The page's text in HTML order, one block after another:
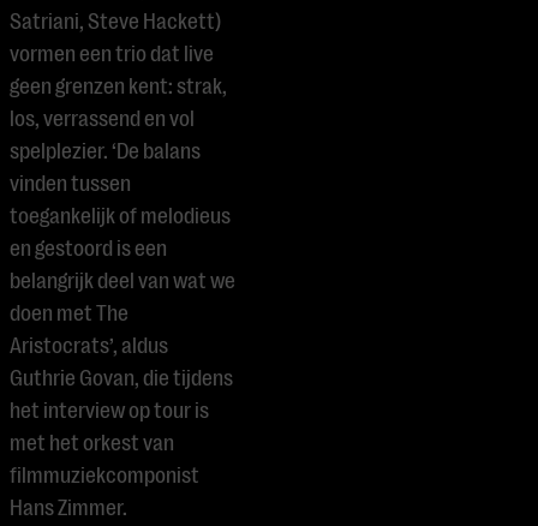
Satriani, Steve Hackett)
vormen een trio dat live
geen grenzen kent: strak,
los, verrassend en vol
spelplezier. ‘De balans
vinden tussen
toegankelijk of melodieus
en gestoord is een
belangrijk deel van wat we
doen met The
Aristocrats’, aldus
Guthrie Govan, die tijdens
het interview op tour is
met het orkest van
filmmuziekcomponist
Hans Zimmer.